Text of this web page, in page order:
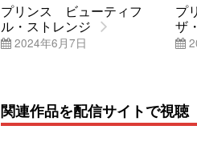
プリンス ビューティフ
ル・ストレンジ
2024年6月7日
プ
ザ
関連作品を配信サイトで視聴